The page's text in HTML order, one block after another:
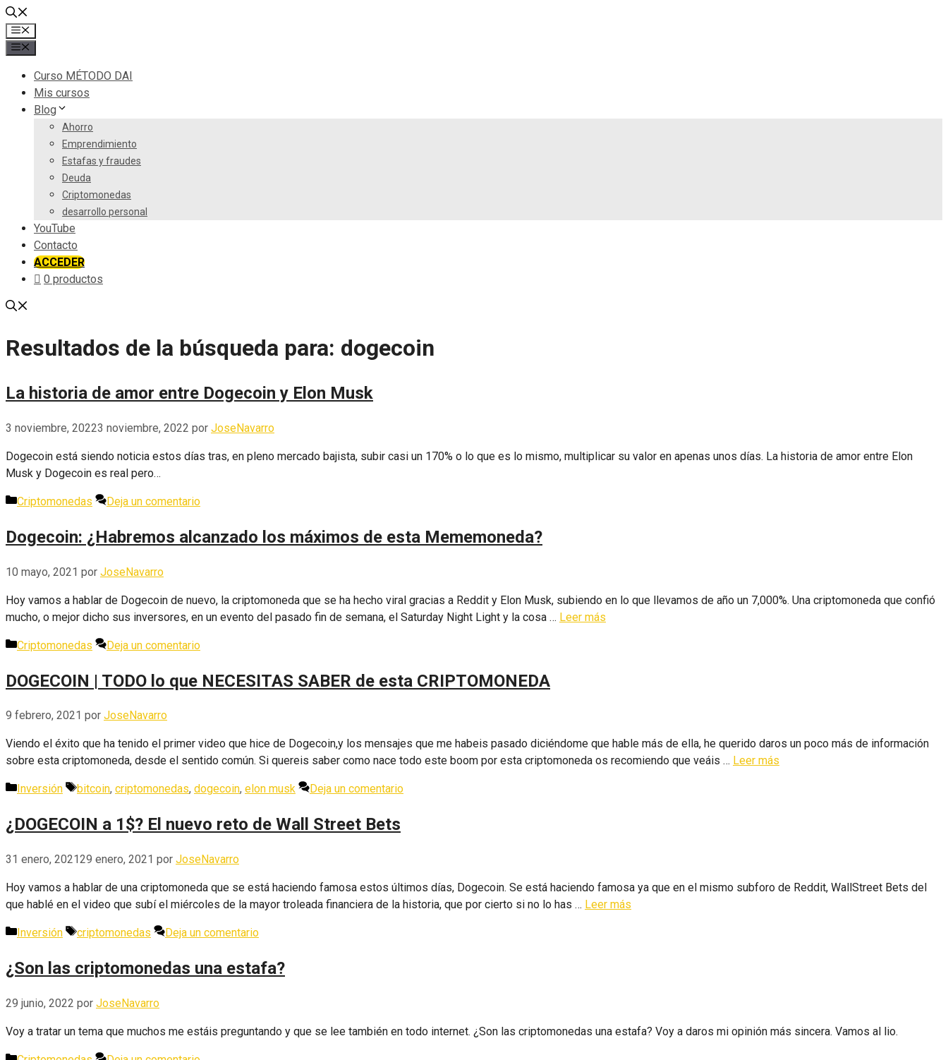
Saltar
al
contenido
Menú
Curso MÉTODO DAI
Mis cursos
Blog
Ahorro
Emprendimiento
Estafas y fraudes
Deuda
Criptomonedas
desarrollo personal
YouTube
Contacto
ACCEDER
0 productos
Resultados de la búsqueda para: dogecoin
La historia de amor entre Dogecoin y Elon Musk
3 noviembre, 20223 noviembre, 2022 por JoseNavarro
Dogecoin está siendo noticia estos días tras, en pleno mercado bajista, subir casi un 170% o lo que es lo mismo, multiplicar su valor en apenas unos días. La historia de amor entre Elon
Musk y Dogecoin es real pero…
Categorías
Criptomonedas Deja un comentario
Dogecoin: ¿Habremos alcanzado los máximos de esta Mememoneda?
10 mayo, 2021 por JoseNavarro
Hoy vamos a hablar de Dogecoin de nuevo, la criptomoneda que se ha hecho viral gracias a Reddit y Elon Musk, subiendo en lo que llevamos de año un 7,000%. Una criptomoneda que confió
mucho, o mejor dicho sus inversores, en un evento del pasado fin de semana, el Saturday Night Light y la cosa … Leer más
Categorías
Criptomonedas Deja un comentario
DOGECOIN | TODO lo que NECESITAS SABER de esta CRIPTOMONEDA
9 febrero, 2021 por JoseNavarro
Viendo el éxito que ha tenido el primer video que hice de Dogecoin,y los mensajes que me habeis pasado diciéndome que hable más de ella, he querido daros un poco más de información
sobre esta criptomoneda, desde el sentido común. Si quereis saber como nace todo este boom por esta criptomoneda os recomiendo que veáis … Leer más
Categorías
Inversión Etiquetas
bitcoin, criptomonedas, dogecoin, elon musk Deja un comentario
¿DOGECOIN a 1$? El nuevo reto de Wall Street Bets
31 enero, 202129 enero, 2021 por JoseNavarro
Hoy vamos a hablar de una criptomoneda que se está haciendo famosa estos últimos días, Dogecoin. Se está haciendo famosa ya que en el mismo subforo de Reddit, WallStreet Bets del
que hablé en el video que subí el miércoles de la mayor troleada financiera de la historia, que por cierto si no lo has … Leer más
Categorías
Inversión Etiquetas
criptomonedas Deja un comentario
¿Son las criptomonedas una estafa?
29 junio, 2022 por JoseNavarro
Voy a tratar un tema que muchos me estáis preguntando y que se lee también en todo internet. ¿Son las criptomonedas una estafa? Voy a daros mi opinión más sincera. Vamos al lio.